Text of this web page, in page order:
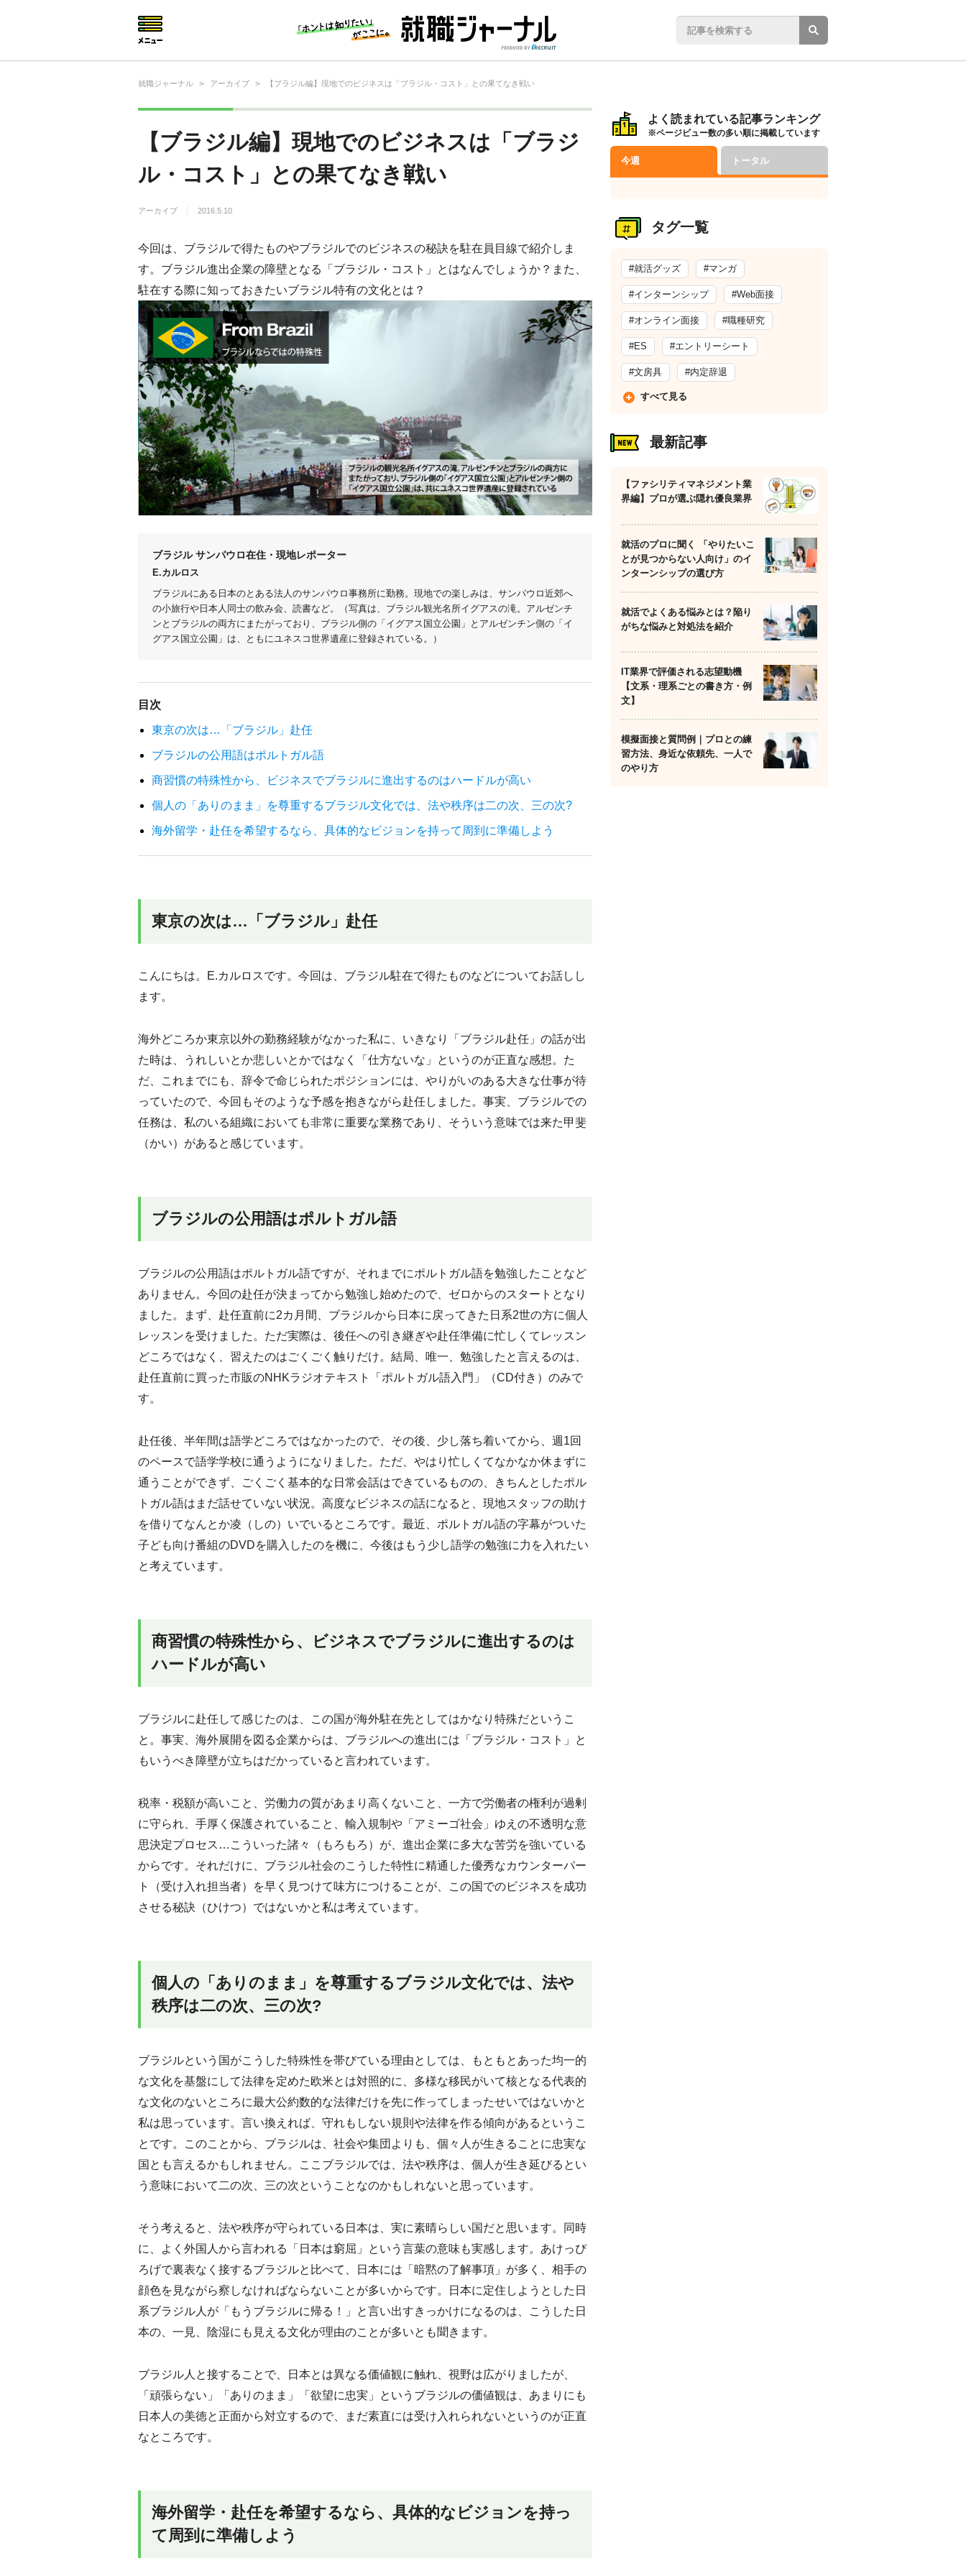
就職ジャーナル > アーカイブ > 【ブラジル編】現地でのビジネスは「ブラジル・コスト」との果てなき戦い
【ブラジル編】現地でのビジネスは「ブラジ
ル・コスト」との果てなき戦い
アーカイブ 2016.5.10
今回は、ブラジルで得たものやブラジルでのビジネスの秘訣を駐在員目線で紹介しま
す。ブラジル進出企業の障壁となる「ブラジル・コスト」とはなんでしょうか？また、
駐在する際に知っておきたいブラジル特有の文化とは？
ブラジル サンパウロ在住・現地レポーター
E.カルロス
ブラジルにある日本のとある法人のサンパウロ事務所に勤務。現地での楽しみは、サンパウロ近郊へ
の小旅行や日本人同士の飲み会、読書など。（写真は、ブラジル観光名所イグアスの滝。アルゼンチ
ンとブラジルの両方にまたがっており、ブラジル側の「イグアス国立公園」とアルゼンチン側の「イ
グアス国立公園」は、ともにユネスコ世界遺産に登録されている。）
目次
東京の次は…「ブラジル」赴任
ブラジルの公用語はポルトガル語
商習慣の特殊性から、ビジネスでブラジルに進出するのはハードルが高い
個人の「ありのまま」を尊重するブラジル文化では、法や秩序は二の次、三の次?
海外留学・赴任を希望するなら、具体的なビジョンを持って周到に準備しよう
東京の次は…「ブラジル」赴任
こんにちは。E.カルロスです。今回は、ブラジル駐在で得たものなどについてお話しし
ます。
海外どころか東京以外の勤務経験がなかった私に、いきなり「ブラジル赴任」の話が出
た時は、うれしいとか悲しいとかではなく「仕方ないな」というのが正直な感想。た
だ、これまでにも、辞令で命じられたポジションには、やりがいのある大きな仕事が待
っていたので、今回もそのような予感を抱きながら赴任しました。事実、ブラジルでの
任務は、私のいる組織においても非常に重要な業務であり、そういう意味では来た甲斐
（かい）があると感じています。
ブラジルの公用語はポルトガル語
ブラジルの公用語はポルトガル語ですが、それまでにポルトガル語を勉強したことなど
ありません。今回の赴任が決まってから勉強し始めたので、ゼロからのスタートとなり
ました。まず、赴任直前に2カ月間、ブラジルから日本に戻ってきた日系2世の方に個人
レッスンを受けました。ただ実際は、後任への引き継ぎや赴任準備に忙しくてレッスン
どころではなく、習えたのはごくごく触りだけ。結局、唯一、勉強したと言えるのは、
赴任直前に買った市販のNHKラジオテキスト「ポルトガル語入門」（CD付き）のみで
す。
赴任後、半年間は語学どころではなかったので、その後、少し落ち着いてから、週1回
のペースで語学学校に通うようになりました。ただ、やはり忙しくてなかなか休まずに
通うことができず、ごくごく基本的な日常会話はできているものの、きちんとしたポル
トガル語はまだ話せていない状況。高度なビジネスの話になると、現地スタッフの助け
を借りてなんとか凌（しの）いでいるところです。最近、ポルトガル語の字幕がついた
子ども向け番組のDVDを購入したのを機に、今後はもう少し語学の勉強に力を入れたい
と考えています。
商習慣の特殊性から、ビジネスでブラジルに進出するのは
ハードルが高い
ブラジルに赴任して感じたのは、この国が海外駐在先としてはかなり特殊だというこ
と。事実、海外展開を図る企業からは、ブラジルへの進出には「ブラジル・コスト」と
もいうべき障壁が立ちはだかっていると言われています。
税率・税額が高いこと、労働力の質があまり高くないこと、一方で労働者の権利が過剰
に守られ、手厚く保護されていること、輸入規制や「アミーゴ社会」ゆえの不透明な意
思決定プロセス…こういった諸々（もろもろ）が、進出企業に多大な苦労を強いている
からです。それだけに、ブラジル社会のこうした特性に精通した優秀なカウンターパー
ト（受け入れ担当者）を早く見つけて味方につけることが、この国でのビジネスを成功
させる秘訣（ひけつ）ではないかと私は考えています。
個人の「ありのまま」を尊重するブラジル文化では、法や
秩序は二の次、三の次?
ブラジルという国がこうした特殊性を帯びている理由としては、もともとあった均一的
な文化を基盤にして法律を定めた欧米とは対照的に、多様な移民がいて核となる代表的
な文化のないところに最大公約数的な法律だけを先に作ってしまったせいではないかと
私は思っています。言い換えれば、守れもしない規則や法律を作る傾向があるというこ
とです。このことから、ブラジルは、社会や集団よりも、個々人が生きることに忠実な
国とも言えるかもしれません。ここブラジルでは、法や秩序は、個人が生き延びるとい
う意味において二の次、三の次ということなのかもしれないと思っています。
そう考えると、法や秩序が守られている日本は、実に素晴らしい国だと思います。同時
に、よく外国人から言われる「日本は窮屈」という言葉の意味も実感します。あけっぴ
ろげで裏表なく接するブラジルと比べて、日本には「暗黙の了解事項」が多く、相手の
顔色を見ながら察しなければならないことが多いからです。日本に定住しようとした日
系ブラジル人が「もうブラジルに帰る！」と言い出すきっかけになるのは、こうした日
本の、一見、陰湿にも見える文化が理由のことが多いとも聞きます。
ブラジル人と接することで、日本とは異なる価値観に触れ、視野は広がりましたが、
「頑張らない」「ありのまま」「欲望に忠実」というブラジルの価値観は、あまりにも
日本人の美徳と正面から対立するので、まだ素直には受け入れられないというのが正直
なところです。
海外留学・赴任を希望するなら、具体的なビジョンを持っ
て周到に準備しよう
よく読まれている記事ランキング
※ページビュー数の多い順に掲載しています
今週 トータル
タグ一覧
#就活グッズ #マンガ
#インターンシップ #Web面接
#オンライン面接 #職種研究
#ES #エントリーシート
#文房具 #内定辞退
すべて見る
最新記事
【ファシリティマネジメント業
界編】プロが選ぶ隠れ優良業界
就活のプロに聞く 「やりたいこ
とが見つからない人向け」のイ
ンターンシップの選び方
就活でよくある悩みとは？陥り
がちな悩みと対処法を紹介
IT業界で評価される志望動機
【文系・理系ごとの書き方・例
文】
模擬面接と質問例｜プロとの練
習方法、身近な依頼先、一人で
のやり方
仕事の選び方・ヒント